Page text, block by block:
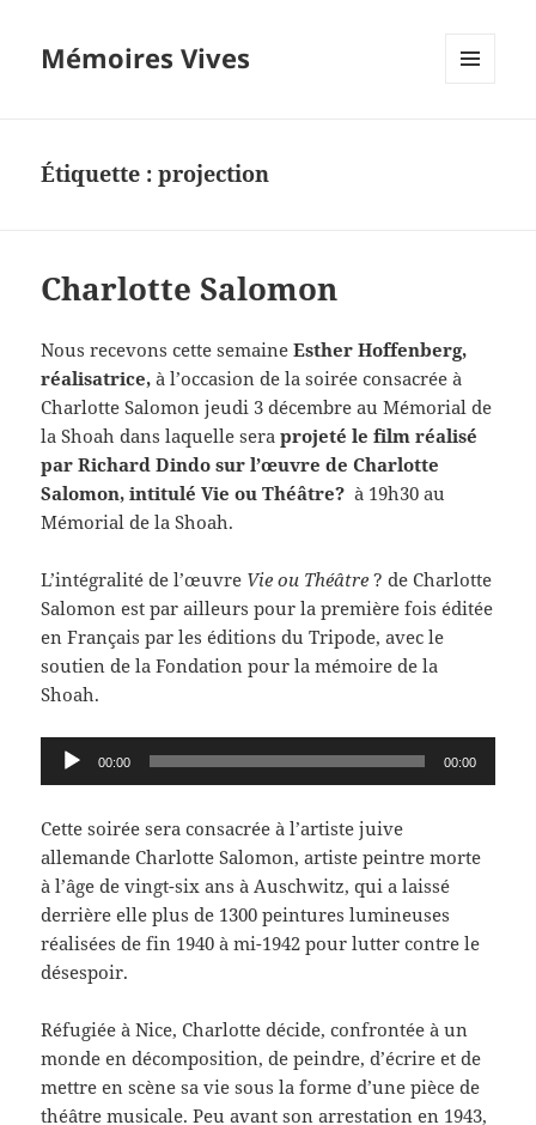
Mémoires Vives
Étiquette :projection
Charlotte Salomon
Nous recevons cette semaineEsther Hoffenberg,
réalisatrice,à l’occasion de la soirée consacrée à
Charlotte Salomon jeudi 3 décembre au Mémorial de
la Shoah dans laquelle seraprojeté le film réalisé
par Richard Dindo sur l’œuvre de Charlotte
Salomon, intitulé Vie ou Théâtre? à 19h30 au
Mémorial de la Shoah.
L’intégralité de l’œuvre Vie ou Théâtre ? de Charlotte
Salomon est par ailleurs pour la première fois éditée
en Français par les éditions du Tripode, avec le
soutien de la Fondation pour la mémoire de la
Shoah.
Lecteur
audio
00:00 00:00
Cette soirée sera consacrée à l’artiste juive
allemande Charlotte Salomon, artiste peintre morte
à l’âge de vingt-six ans à Auschwitz, qui a laissé
derrière elle plus de 1300 peintures lumineuses
réalisées de fin 1940 à mi-1942 pour lutter contre le
désespoir.
Réfugiée à Nice, Charlotte décide, confrontée à un
monde en décomposition, de peindre, d’écrire et de
mettre en scène sa vie sous la forme d’une pièce de
théâtre musicale. Peu avant son arrestation en 1943,